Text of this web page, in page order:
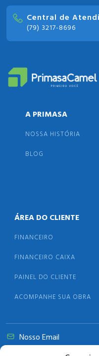
Central de
(79) 3217-8696
A PRIMASA
NOSSA HISTÓRIA
BLOG
ÁREA DO CLIENTE
FINANCEIRO
FINANCEIRO CAIXA
PAINEL DO CLIENTE
ACOMPANHE SUA OBRA
Nosso Email